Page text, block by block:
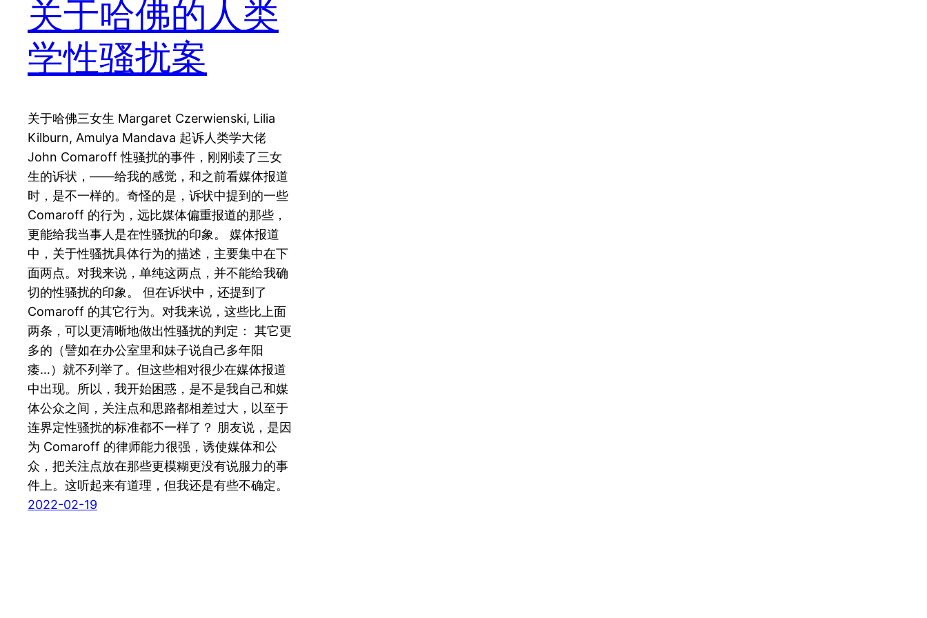
关于哈佛的人类
学性骚扰案
关于哈佛三女生 Margaret Czerwienski, Lilia
Kilburn, Amulya Mandava 起诉人类学大佬
John Comaroff 性骚扰的事件，刚刚读了三女
生的诉状，——给我的感觉，和之前看媒体报道
时，是不一样的。奇怪的是，诉状中提到的一些
Comaroff 的行为，远比媒体偏重报道的那些，
更能给我当事人是在性骚扰的印象。 媒体报道
中，关于性骚扰具体行为的描述，主要集中在下
面两点。对我来说，单纯这两点，并不能给我确
切的性骚扰的印象。 但在诉状中，还提到了
Comaroff 的其它行为。对我来说，这些比上面
两条，可以更清晰地做出性骚扰的判定： 其它更
多的（譬如在办公室里和妹子说自己多年阳
痿…）就不列举了。但这些相对很少在媒体报道
中出现。所以，我开始困惑，是不是我自己和媒
体公众之间，关注点和思路都相差过大，以至于
连界定性骚扰的标准都不一样了？ 朋友说，是因
为 Comaroff 的律师能力很强，诱使媒体和公
众，把关注点放在那些更模糊更没有说服力的事
件上。这听起来有道理，但我还是有些不确定。
2022-02-19